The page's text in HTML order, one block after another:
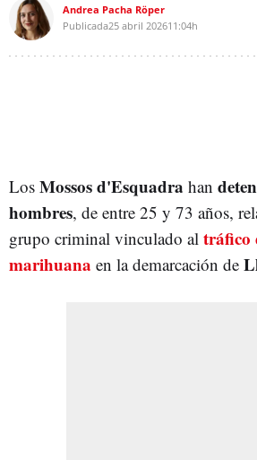
Andrea Pacha Röper
Publicada25 abril 202611:04h
Los Mossos d'Esquadra han
hombres, de entre 25 y 73 años,
grupo criminal vinculado al tráfico
marihuana en la demarcación de